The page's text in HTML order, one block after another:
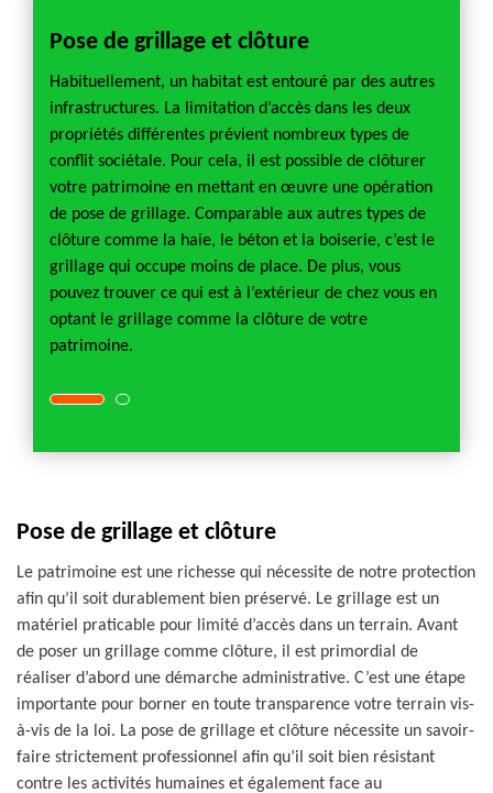
Pose de grillage et clôture
Habituellement, un habitat est entouré par des autres
infrastructures. La limitation d’accès dans les deux
propriétés différentes prévient nombreux types de
conflit sociétale. Pour cela, il est possible de clôturer
votre patrimoine en mettant en œuvre une opération
de pose de grillage. Comparable aux autres types de
clôture comme la haie, le béton et la boiserie, c’est le
grillage qui occupe moins de place. De plus, vous
pouvez trouver ce qui est à l’extérieur de chez vous en
optant le grillage comme la clôture de votre
patrimoine.
Pose de grillage et clôture
Le patrimoine est une richesse qui nécessite de notre protection
afin qu’il soit durablement bien préservé. Le grillage est un
matériel praticable pour limité d’accès dans un terrain. Avant
de poser un grillage comme clôture, il est primordial de
réaliser d’abord une démarche administrative. C’est une étape
importante pour borner en toute transparence votre terrain vis-
à-vis de la loi. La pose de grillage et clôture nécessite un savoir-
faire strictement professionnel afin qu’il soit bien résistant
contre les activités humaines et également face au